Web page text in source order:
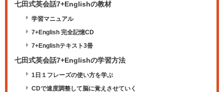
七田式英会話7+Englishの教材
学習マニュアル
7+English 完全記憶CD
7+Englishテキスト3冊
七田式英会話7+Englishの学習方法
1日１フレーズの使い方を学ぶ
CDで速度調整して脳に覚えさせていく